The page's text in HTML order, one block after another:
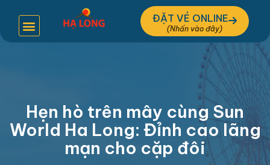
ĐẶT VÉ ONLINE
Hẹn hò trên mây cùng Sun
World Ha Long: Đỉnh cao lãng
mạn cho cặp đôi